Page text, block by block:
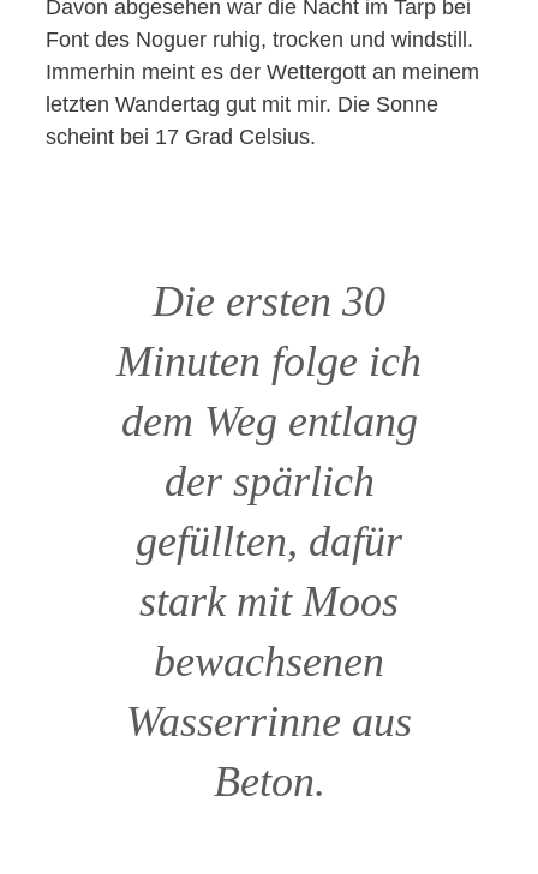
Davon abgesehen war die Nacht im Tarp bei
Font des Noguer ruhig, trocken und windstill.
Immerhin meint es der Wettergott an meinem
letzten Wandertag gut mit mir. Die Sonne
scheint bei 17 Grad Celsius.
Die ersten 30
Minuten folge ich
dem Weg entlang
der spärlich
gefüllten, dafür
stark mit Moos
bewachsenen
Wasserrinne aus
Beton.